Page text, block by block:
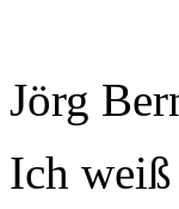
Jörg
Ich